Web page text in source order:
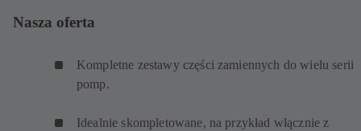
Nasza oferta
Kompletne zestawy części zamiennych do wielu serii
pomp.
Idealnie skompletowane, na przykład włącznie z